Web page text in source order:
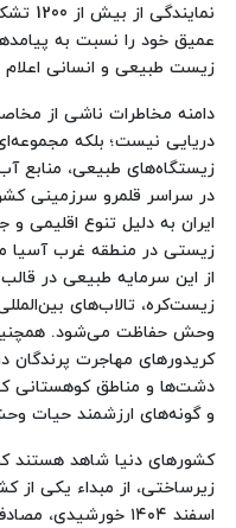
عمیق خود را نسبت به
زیست طبیعی و انسانی اعلام
دامنه مخاطرات ناشی از
دریایی نیست؛ بلکه
زیستگاه‌های طبیعی، منابع
در سراسر قلمرو سرزمینی
ایران به دلیل تنوع اقلیمی
زیستی در منطقه غرب
از این سرمایه طبیعی در
زیست‌کره، تالاب‌های
وحش حفاظت می‌شود. همچنین
کریدورهای مهاجرت پرندگان
دشت‌ها و مناطق کوهستانی
و گونه‌های ارزشمند حیات
کشورهای دنیا شاهد هستند